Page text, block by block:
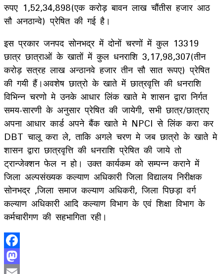
रुपए 1,52,34,898(एक करोड़ बावन लाख चौंतीस हजार आठ
सौ अनठान्वे) प्रेषित की गई है।
इस प्रकार जनपद सोनभद्र में दोनों चरणों में कुल 13319
छात्र छात्राओं के खातों में कुल धनराशि 3,17,98,307(तीन
करोड़ सत्रह लाख अन्ठानवे हजार तीन सौ सात रूपए) प्रेषित
की गयी हैं।अवशेष छात्रो के खाते में छात्रवृत्ति की धनराशि
विभिन्न चरणो मे उनके आधार लिंक खाते मे शासन द्वारा निर्गत
समय-सारणी के अनुसार प्रेषित की जायेगी, सभी छात्र/छात्राए
अपना आधार कार्ड अपने बैंक खाते मे NPCI से लिंक करा कर
DBT चालू करा ले, ताकि अगले चरण मे जब छात्रो के खाते मे
शासन द्वारा छात्रवृत्ति की धनराशि प्रेषित की जाये तो
ट्रान्जेक्शन फेल न हो। उक्त कार्यकम को सम्पन्न कराने में
जिला अल्पसंख्यक कल्याण अधिकारी जिला विद्यालय निरीक्षक
सोनभद्र ,जिला समाज कल्याण अधिकरी, जिला पिछड़ा वर्ग
कल्याण अधिकारी आदि कल्याण विभाग के एवं शिक्षा विभाग के
कर्मचारीगण की सहभागिता रही।
Facebook